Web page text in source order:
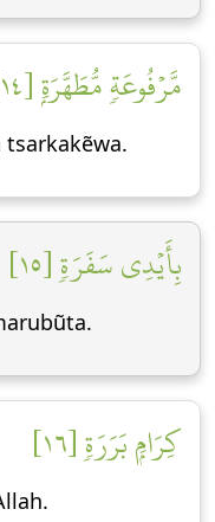
مَّرۡفُوعَةٖ مُّطَهَّرَةِۭ [١٤]
tsarkakẽwa.
بِأَيۡدِي سَفَرَةٖ [١٥]
كِرَامِۭ بَرَرَةٖ [١٦]